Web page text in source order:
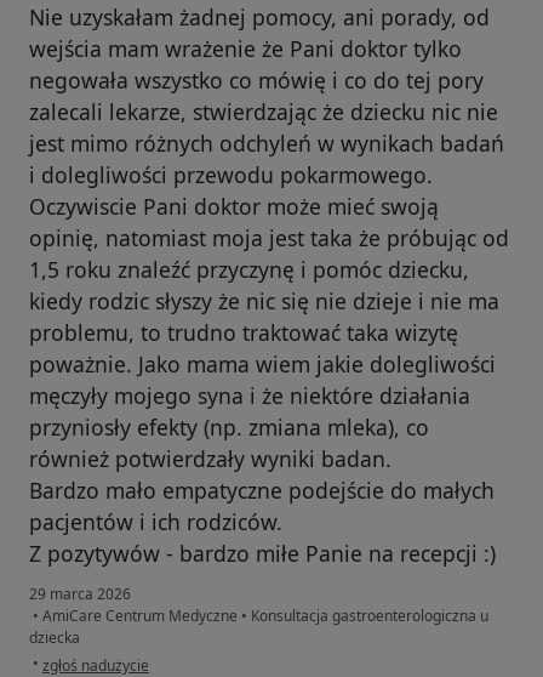
Nie uzyskałam żadnej pomocy, ani porady, od
wejścia mam wrażenie że Pani doktor tylko
negowała wszystko co mówię i co do tej pory
zalecali lekarze, stwierdzając że dziecku nic nie
jest mimo różnych odchyleń w wynikach badań
i dolegliwości przewodu pokarmowego.
Oczywiscie Pani doktor może mieć swoją
opinię, natomiast moja jest taka że próbując od
1,5 roku znaleźć przyczynę i pomóc dziecku,
kiedy rodzic słyszy że nic się nie dzieje i nie ma
problemu, to trudno traktować taka wizytę
poważnie. Jako mama wiem jakie dolegliwości
męczyły mojego syna i że niektóre działania
przyniosły efekty (np. zmiana mleka), co
również potwierdzały wyniki badan.
Bardzo mało empatyczne podejście do małych
pacjentów i ich rodziców.
Z pozytywów - bardzo miłe Panie na recepcji :)
29 marca 2026
• AmiCare Centrum Medyczne • Konsultacja gastroenterologiczna u
dziecka
• w opinii użytkownika Natalia
zgłoś nadużycie